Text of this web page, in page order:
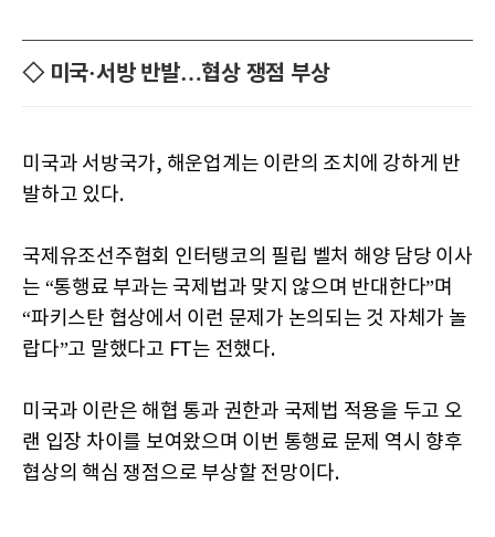
◇ 미국·서방 반발…협상 쟁점 부상
미국과 서방국가, 해운업계는 이란의 조치에 강하게 반
발하고 있다.
국제유조선주협회 인터탱코의 필립 벨처 해양 담당 이사
는 “통행료 부과는 국제법과 맞지 않으며 반대한다”며
“파키스탄 협상에서 이런 문제가 논의되는 것 자체가 놀
랍다”고 말했다고 FT는 전했다.
미국과 이란은 해협 통과 권한과 국제법 적용을 두고 오
랜 입장 차이를 보여왔으며 이번 통행료 문제 역시 향후
협상의 핵심 쟁점으로 부상할 전망이다.